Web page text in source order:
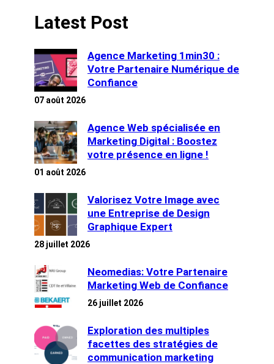
Latest Post
Agence Marketing 1min30 :
Votre Partenaire Numérique de
Confiance
07 août 2026
Agence Web spécialisée en
Marketing Digital : Boostez
votre présence en ligne !
01 août 2026
Valorisez Votre Image avec
une Entreprise de Design
Graphique Expert
28 juillet 2026
Neomedias: Votre Partenaire
Marketing Web de Confiance
26 juillet 2026
Exploration des multiples
facettes des stratégies de
communication marketing